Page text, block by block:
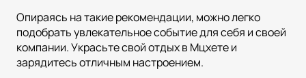
Опираясь на такие рекомендации, можно легко
подобрать увлекательное событие для себя и своей
компании. Украсьте свой отдых в Мцхете и
зарядитесь отличным настроением.